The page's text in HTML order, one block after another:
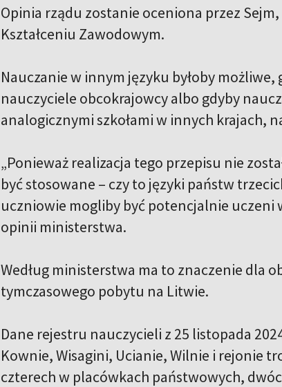
Opinia rządu zostanie oceniona przez
Kształceniu Zawodowym.
Nauczanie w innym języku byłoby
nauczyciele obcokrajowcy albo gdyby
analogicznymi szkołami w innych krajach,
„Ponieważ realizacja tego przepisu nie
być stosowane – czy to języki państw
uczniowie mogliby być potencjalnie uczeni
opinii ministerstwa.
Według ministerstwa ma to znaczenie dla
tymczasowego pobytu na Litwie.
Dane rejestru nauczycieli z 25 listopada
Kownie, Wisagini, Ucianie, Wilnie i rejonie
czterech w placówkach państwowych,